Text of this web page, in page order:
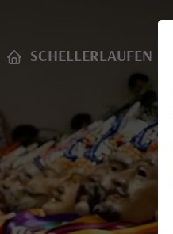
SCHELLERLAUFEN